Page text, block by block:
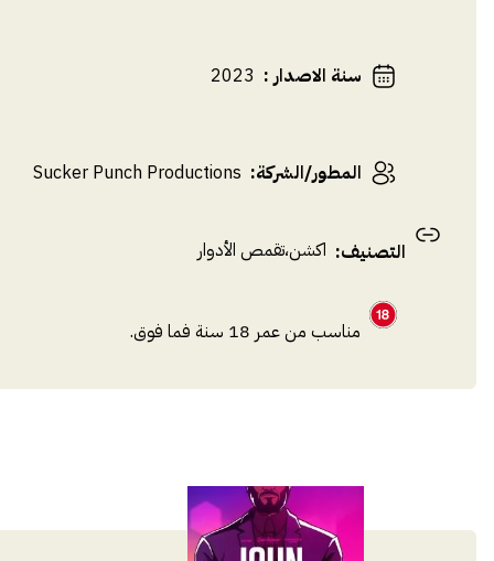
سنة الاصدار:
2023
المطور/الشركة:
Sucker Punch Productions
التصنيف: اكشن،تقمص الأدوار
مناسب من عمر 18 سنة فما فوق.